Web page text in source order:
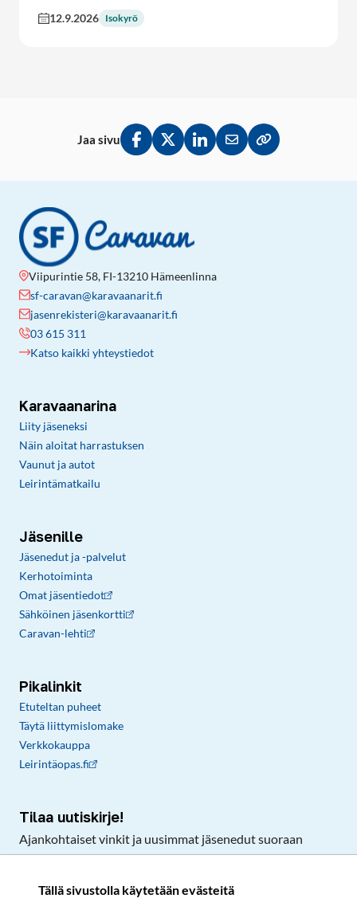
Tällä sivustolla käytetään evästeitä
12.9.2026 Isokyrö
Jaa sivu
Jaa Facebookissa
Jaa Twitterissä
Jaa LinkedInissä
Jaa sähköpostitse
Kopioi linkki
Viipurintie 58, FI-13210 Hämeenlinna
sf-caravan@karavaanarit.fi
jasenrekisteri@karavaanarit.fi
03 615 311
Katso kaikki yhteystiedot
Karavaanarina
Liity jäseneksi
Näin aloitat harrastuksen
Vaunut ja autot
Leirintämatkailu
Jäsenille
Jäsenedut ja -palvelut
Kerhotoiminta
Omat jäsentiedot
Sähköinen jäsenkortti
Caravan-lehti
Pikalinkit
Etuteltan puheet
Täytä liittymislomake
Verkkokauppa
Leirintäopas.fi
Tilaa uutiskirje!
Ajankohtaiset vinkit ja uusimmat jäsenedut suoraan